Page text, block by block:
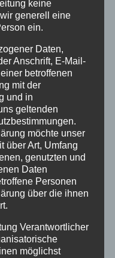
keine
generell eine
ein.
Daten,
Anschrift, E-Mail-
betroffenen
mit der
und in
geltenden
möchte unser
über Art, Umfang
genutzten und
Daten
Personen
über die ihnen
Verantwortlicher
möglichst